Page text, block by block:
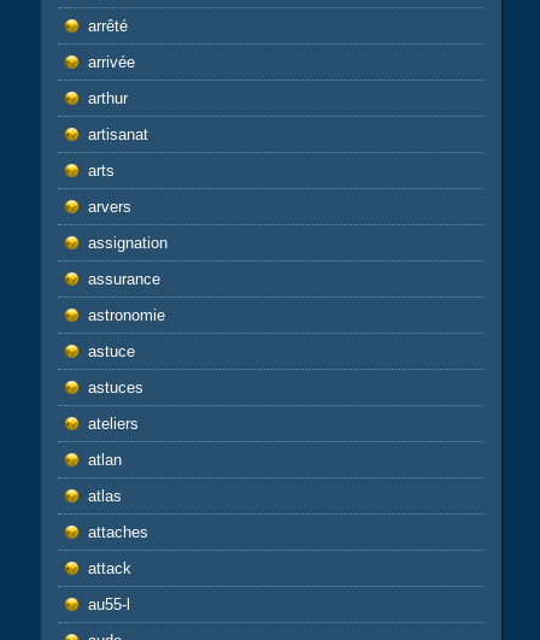
arrêté
arrivée
arthur
artisanat
arts
arvers
assignation
assurance
astronomie
astuce
astuces
ateliers
atlan
atlas
attaches
attack
au55-l